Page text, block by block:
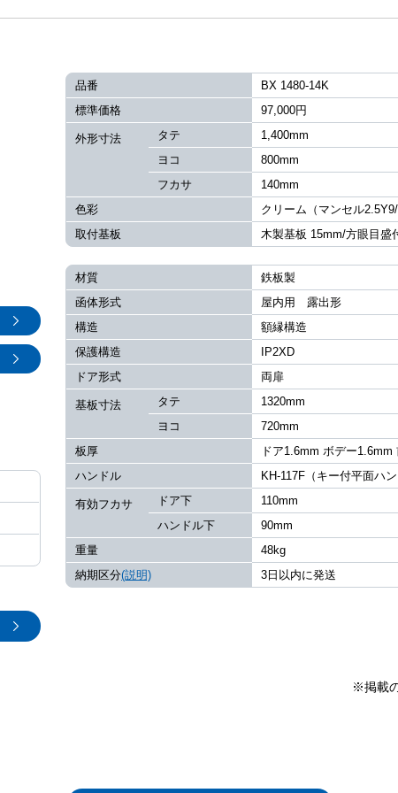
品番
BX 1480-14K
標準価格
97,000円
外形寸法 タテ
1,400mm
ヨコ
800mm
フカサ
140mm
色彩
クリーム（マンセル
取付基板
木製基板 15mm/方眼目盛
材質
鉄板製
函体形式
屋内用 露出形
構造
額縁構造
保護構造
IP2XD
ドア形式
両扉
基板寸法 タテ
1320mm
ヨコ
720mm
板厚
ドア1.6mm ボデー1.6mm
ハンドル
KH-117F（キー付平面ハ
有効フカサ ドア下
110mm
ハンドル下
90mm
重量
48kg
納期区分(説明) 3日以内に発送
※掲載